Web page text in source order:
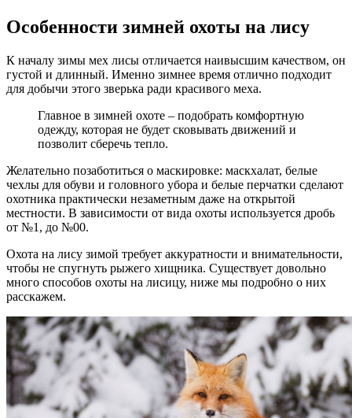
Особенности зимней охоты на лису
К началу зимы мех лисы отличается наивысшим качеством, он
густой и длинный. Именно зимнее время отлично подходит
для добычи этого зверька ради красивого меха.
Главное в зимней охоте – подобрать комфортную
одежду, которая не будет сковывать движений и
позволит сберечь тепло.
Желательно позаботиться о маскировке: маскхалат, белые
чехлы для обуви и головного убора и белые перчатки сделают
охотника практически незаметным даже на открытой
местности. В зависимости от вида охоты используется дробь
от №1, до №00.
Охота на лису зимой требует аккуратности и внимательности,
чтобы не спугнуть рыжего хищника. Существует довольно
много способов охоты на лисицу, ниже мы подробно о них
расскажем.